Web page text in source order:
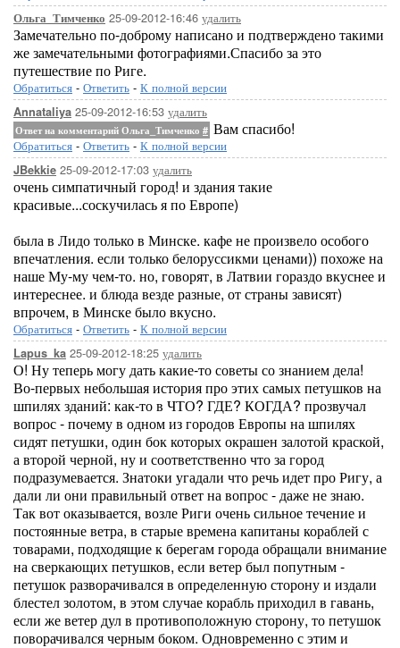
Ольга_Тимченко 25-09-2012-16:46 удалить
Замечательно по-доброму написано и подтверждено такими
же замечательными фотографиями.Спасибо за это
путешествие по Риге.
Обратиться - Ответить - К полной версии
Annataliya 25-09-2012-16:53 удалить
Ответ на комментарий Ольга_Тимченко # Вам спасибо!
Обратиться - Ответить - К полной версии
JBekkie 25-09-2012-17:03 удалить
очень симпатичный город! и здания такие
красивые...соскучилась я по Европе)
была в Лидо только в Минске. кафе не произвело особого
впечатления. если только белоруссикми ценами)) похоже на
наше Му-му чем-то. но, говорят, в Латвии гораздо вкуснее и
интереснее. и блюда везде разные, от страны зависят)
впрочем, в Минске было вкусно.
Обратиться - Ответить - К полной версии
Lapus_ka 25-09-2012-18:25 удалить
О! Ну теперь могу дать какие-то советы со знанием дела!
Во-первых небольшая история про этих самых петушков на
шпилях зданий: как-то в ЧТО? ГДЕ? КОГДА? прозвучал
вопрос - почему в одном из городов Европы на шпилях
сидят петушки, один бок которых окрашен залотой краской,
а второй черной, ну и соответственно что за город
подразумевается. Знатоки угадали что речь идет про Ригу, а
дали ли они правильный ответ на вопрос - даже не знаю.
Так вот оказывается, возле Риги очень сильное течение и
постоянные ветра, в старые времена капитаны кораблей с
товарами, подходящие к берегам города обращали внимание
на сверкающих петушков, если ветер был попутным -
петушок разворачивался в определенную сторону и издали
блестел золотом, в этом случае корабль приходил в гавань,
если же ветер дул в противоположную сторону, то петушок
поворачивался черным боком. Одновременно с этим и